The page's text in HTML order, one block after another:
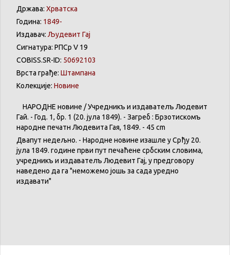
Држава: Хрватска
Година: 1849-
Издавач: Људевит Гај
Сигнатура: РПСр V 19
COBISS.SR-ID: 50692103
Врста грађе: Штампана
Колекције: Новине
НАРОДНЕ новине / Учредникъ и издавателъ Людевит
Гай. - Год. 1, бр. 1 (20. јула 1849). - Загреб : Брзотискомъ
народне печатнѣ Людевита Гая, 1849. - 45 cm
Двапут недељно. - Народне новине изашле у Срђу 20.
јула 1849. године први пут печаћене србским словима,
учредникъ и издавателъ Людевит Гај, у предговору
наведено да га "неможемо јошь за сада уредно
издавати"